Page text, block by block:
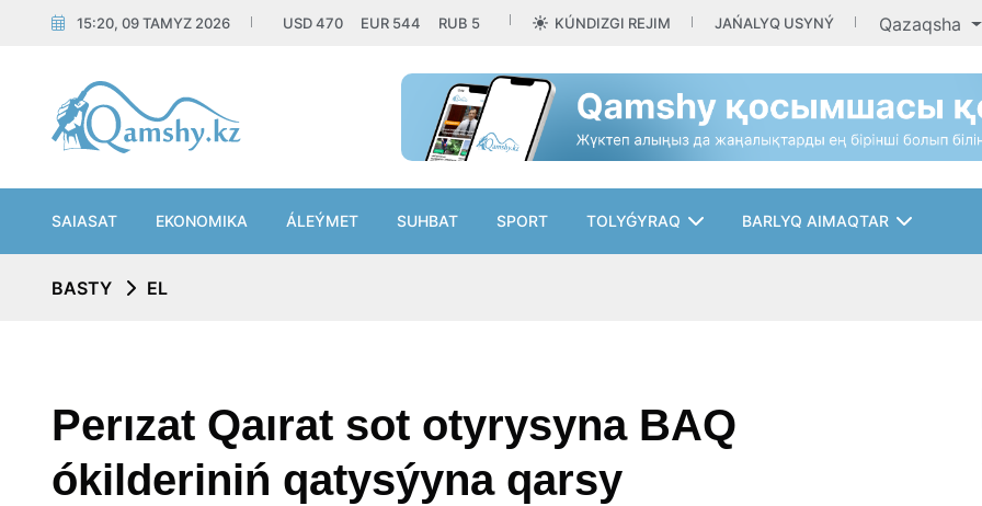
15:20, 09 TAMYZ 2026 USD470 EUR 544 RUB 5 KÚNDIZGI REJIM JAŃALYQ USYNÝ Qazaqsha
SAIASAT EKONOMIKA ÁLEÝMET SUHBAT SPORT TOLYǴYRAQ BARLYQ AIMAQTAR
BASTY EL
Perızat Qaırat sot otyrysyna BAQ
ókilderiniń qatysýyna qarsy